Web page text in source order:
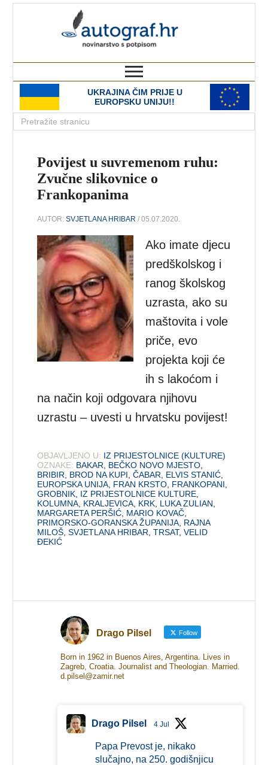
UKRAJINA ČIM PRIJE U
EUROPSKU UNIJU!!
Povijest u suvremenom ruhu:
Zvučne slikovnice o
Frankopanima
AUTOR:SVJETLANA HRIBAR / 05.07.2020.
Ako imate djecu
predškolskog i
ranog školskog
uzrasta, ako su
maštovita i vole
priče, evo
projekta koji će
ih s lakoćom i
na način koji odgovara njihovu
uzrastu – uvesti u hrvatsku povijest!
OBJAVLJENO U: IZ PRIJESTOLNICE (KULTURE)
OZNAKE: BAKAR BEČKO NOVO MJESTO
BRIBIR
BROD NA KUPI ,ČABAR ELVIS STANIĆ
EUROPSKA UNIJA FRAN KRSTO FRANKOPANI
GROBNIK IZ PRIJESTOLNICE KULTURE
KOLUMNA KRALJEVICA KRK LUKA ZULIAN
MARGARETA PERŠIĆ MARIO KOVAČ
PRIMORSKO-GORANSKA ŽUPANIJA RAJNA
MILOŠ ,SVJETLANA HRIBAR ,TRSAT,VELID
ĐEKIĆ
Drago Pilsel Follow
Born in 1962 in Buenos Aires, Argentina. Lives in
Zagreb, Croatia. Journalist and Theologian. Married.
d.pilsel@zamir.net
Drago Pilsel 4 Jul
Papa Prevost je, nikako
slučajno, na 250. godišnjicu